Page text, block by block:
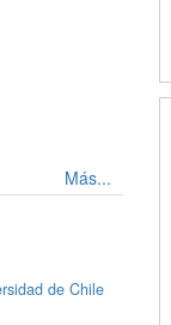
Más...
de Chile